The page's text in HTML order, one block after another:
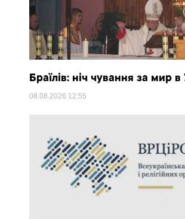
Браїлів: ніч чування за мир в
08.08.2026 12:55